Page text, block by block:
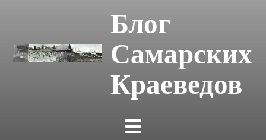
Блог
Самарских
Краеведов